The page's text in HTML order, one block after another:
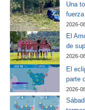
Una
2026-
El
de
2026-
El
parte
2026-